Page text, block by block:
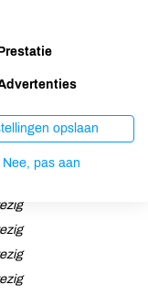
Prestatie
opslaan
Nee, pas aan